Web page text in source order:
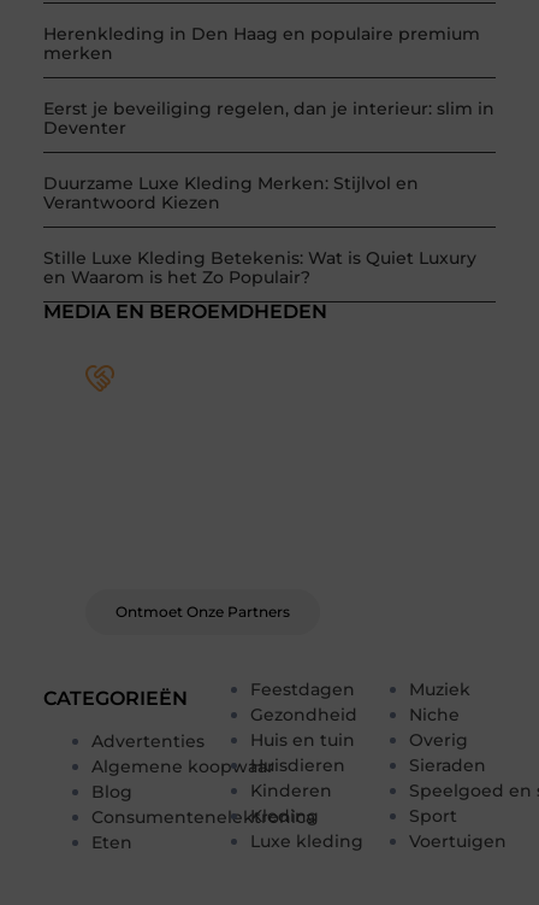
Herenkleding in Den Haag en populaire premium
merken
Eerst je beveiliging regelen, dan je interieur: slim in
Deventer
Duurzame Luxe Kleding Merken: Stijlvol en
Verantwoord Kiezen
Stille Luxe Kleding Betekenis: Wat is Quiet Luxury
en Waarom is het Zo Populair?
CATEGORIEËN
Advertenties
Algemene koopwaar
Blog
Consumentenelektronica
Eten
Feestdagen
Gezondheid
Huis en tuin
Huisdieren
Kinderen
Kleding
Luxe kleding
Muziek
Niche
Overig
Sieraden
Speelgoed en
Sport
Voertuigen
MEDIA EN BEROEMDHEDEN
Ontmoet Onze Partners